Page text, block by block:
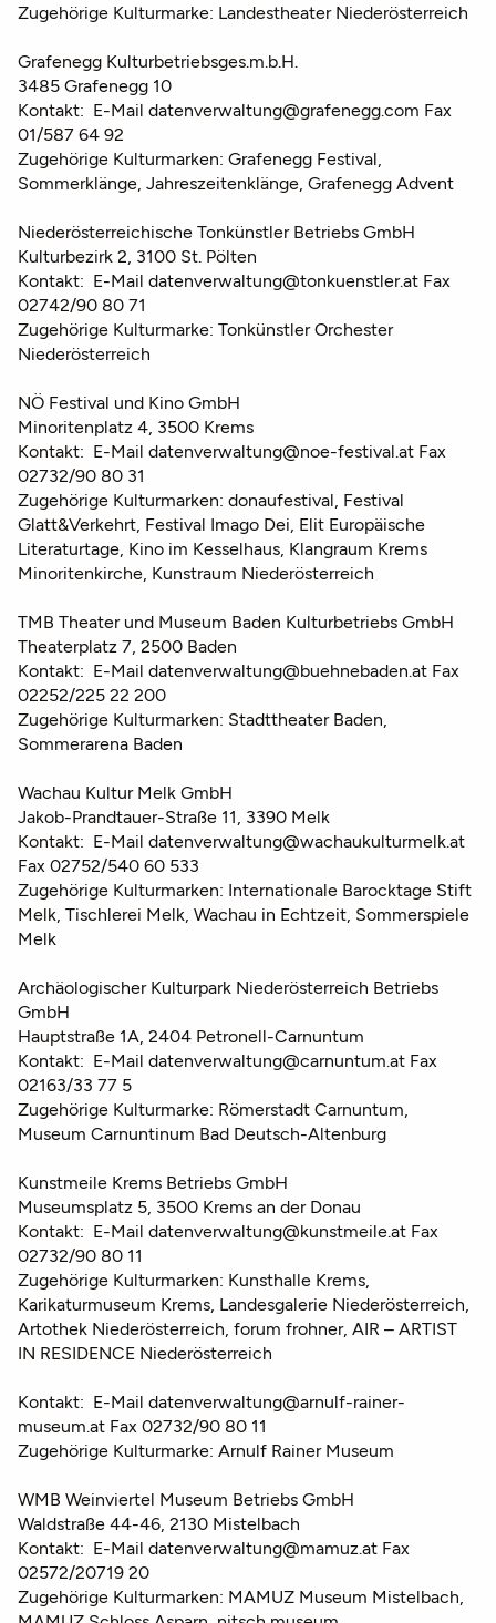
Zugehörige Kulturmarke: Landestheater Niederösterreich
Grafenegg Kulturbetriebsges.m.b.H.
3485 Grafenegg 10
Kontakt: E-Mail datenverwaltung@grafenegg.com Fax
01/587 64 92
Zugehörige Kulturmarken: Grafenegg Festival,
Sommerklänge, Jahreszeitenklänge, Grafenegg Advent
Niederösterreichische Tonkünstler Betriebs GmbH
Kulturbezirk 2, 3100 St. Pölten
Kontakt: E-Mail datenverwaltung@tonkuenstler.at Fax
02742/90 80 71
Zugehörige Kulturmarke: Tonkünstler Orchester
Niederösterreich
NÖ Festival und Kino GmbH
Minoritenplatz 4, 3500 Krems
Kontakt: E-Mail datenverwaltung@noe-festival.at Fax
02732/90 80 31
Zugehörige Kulturmarken: donaufestival, Festival
Glatt&Verkehrt, Festival Imago Dei, Elit Europäische
Literaturtage, Kino im Kesselhaus, Klangraum Krems
Minoritenkirche, Kunstraum Niederösterreich
TMB Theater und Museum Baden Kulturbetriebs GmbH
Theaterplatz 7, 2500 Baden
Kontakt: E-Mail datenverwaltung@buehnebaden.at Fax
02252/225 22 200
Zugehörige Kulturmarken: Stadttheater Baden,
Sommerarena Baden
Wachau Kultur Melk GmbH
Jakob-Prandtauer-Straße 11, 3390 Melk
Kontakt: E-Mail datenverwaltung@wachaukulturmelk.at
Fax 02752/540 60 533
Zugehörige Kulturmarken: Internationale Barocktage Stift
Melk, Tischlerei Melk, Wachau in Echtzeit, Sommerspiele
Melk
Archäologischer Kulturpark Niederösterreich Betriebs
GmbH
Hauptstraße 1A, 2404 Petronell-Carnuntum
Kontakt: E-Mail datenverwaltung@carnuntum.at Fax
02163/33 77 5
Zugehörige Kulturmarke: Römerstadt Carnuntum,
Museum Carnuntinum Bad Deutsch-Altenburg
Kunstmeile Krems Betriebs GmbH
Museumsplatz 5, 3500 Krems an der Donau
Kontakt: E-Mail datenverwaltung@kunstmeile.at Fax
02732/90 80 11
Zugehörige Kulturmarken: Kunsthalle Krems,
Karikaturmuseum Krems, Landesgalerie Niederösterreich,
Artothek Niederösterreich, forum frohner, AIR – ARTIST
IN RESIDENCE Niederösterreich
Kontakt: E-Mail datenverwaltung@arnulf-rainer-
museum.at Fax 02732/90 80 11
Zugehörige Kulturmarke: Arnulf Rainer Museum
WMB Weinviertel Museum Betriebs GmbH
Waldstraße 44-46, 2130 Mistelbach
Kontakt: E-Mail datenverwaltung@mamuz.at Fax
02572/20719 20
Zugehörige Kulturmarken: MAMUZ Museum Mistelbach,